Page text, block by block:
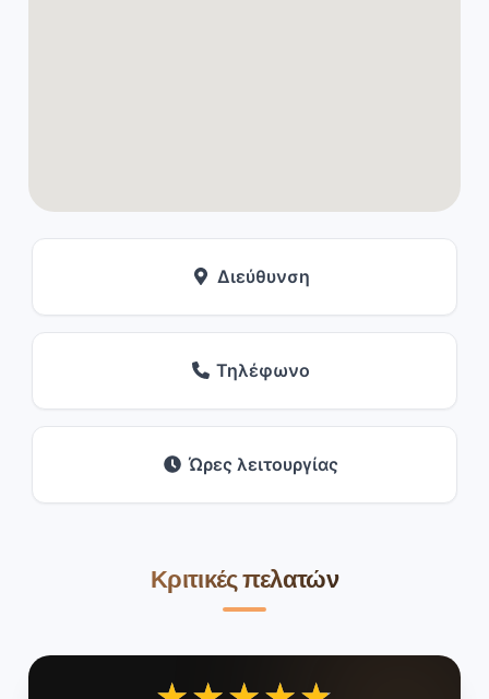
Διεύθυνση
Τηλέφωνο
Ώρες λειτουργίας
Κριτικές πελατών